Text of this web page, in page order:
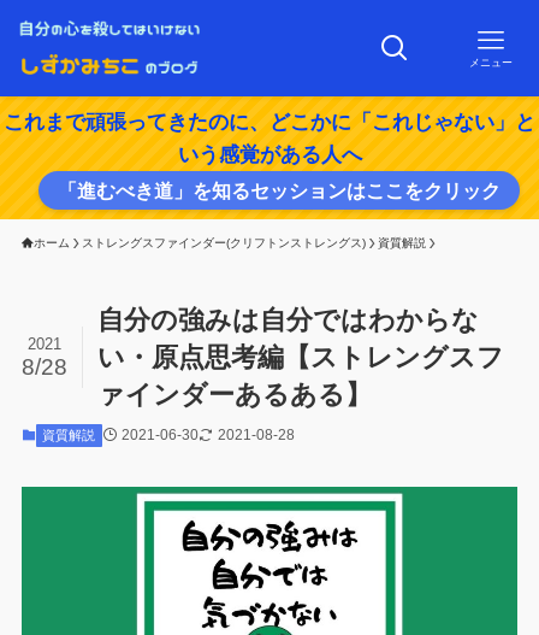
メニュー
これまで頑張ってきたのに、どこかに「これじゃない」と
いう感覚がある人へ
「進むべき道」を知るセッションはここをクリック
ホーム ストレングスファインダー(クリフトンストレングス) 資質解説
自分の強みは自分ではわからな
い・原点思考編【ストレングスフ
ァインダーあるある】
2021
8/28
資質解説 2021-06-30 2021-08-28